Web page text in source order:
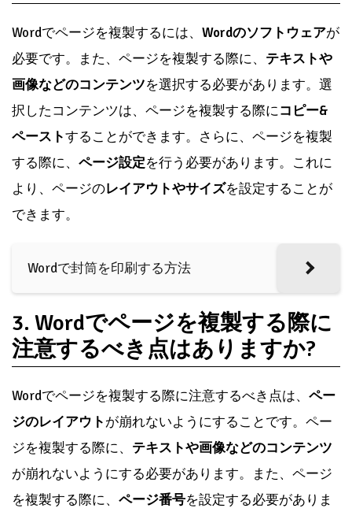
Wordでページを複製するには、 Wordのソフトウェアが
必要です。また、ページを複製する際に、 テキストや
画像などのコンテンツを選択する必要があります。選
択したコンテンツは、ページを複製する際にコピー&
ペーストすることができます。さらに、ページを複製
する際に、 ページ設定を行う必要があります。これに
より、ページのレイアウトやサイズを設定することが
できます。
Wordで封筒を印刷する方法
3. Wordでページを複製する際に
注意するべき点はありますか?
Wordでページを複製する際に注意するべき点は、 ペー
ジのレイアウトが崩れないようにすることです。ペー
ジを複製する際に、 テキストや画像などのコンテンツ
が崩れないようにする必要があります。また、ページ
を複製する際に、 ページ番号を設定する必要がありま